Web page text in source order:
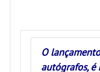
O
autógrafos, é